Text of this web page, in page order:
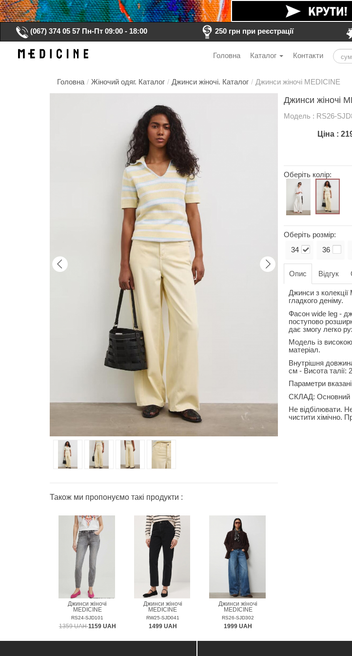
(067) 374 05 57 Пн-Пт 09:00 - 18:00 250 грн при реєстрації
Головна Каталог Контакти
Головна / Жіночий одяг. Каталог / Джинси жіночі. Каталог / Джинси жіночі MEDICINE
Також ми пропонуємо такі продукти :
Джинси жіночі
MEDICINE
RS24-SJD101
1359 UAH1159 UAH
Джинси жіночі
MEDICINE
RW25-SJD041
1499 UAH
Джинси жіночі
MEDICINE
RS26-SJD302
1999 UAH
Джинси жіночі
Модель : RS26-
Ціна :
Оберіть колір:
Оберіть розмір:
34 36
Опис Відгук
Джинси з
гладкого деніму.
Фасон wide leg -
поступово
дає змогу легко
Модель із
матеріал.
Внутрішня
см - Висота
Параметри
СКЛАД: Основний
Не відбілювати.
чистити хімічно.